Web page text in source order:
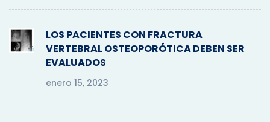
LOS PACIENTES CON FRACTURA
VERTEBRAL OSTEOPORÓTICA DEBEN SER
EVALUADOS
enero 15, 2023